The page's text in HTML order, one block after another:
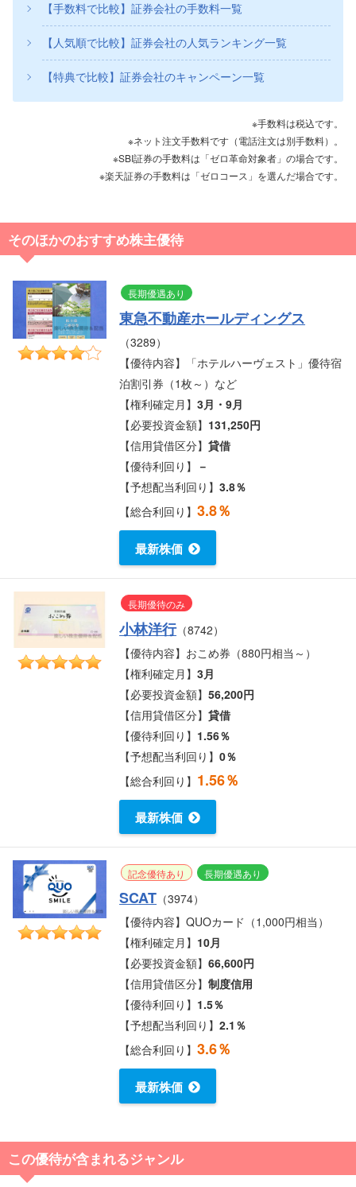
【手数料で比較】証券会社の手数料一覧
【人気順で比較】証券会社の人気ランキング一覧
【特典で比較】証券会社のキャンペーン一覧
※手数料は税込です。
※ネット注文手数料です（電話注文は別手数料）。
※SBI証券の手数料は「ゼロ革命対象者」の場合です。
※楽天証券の手数料は「ゼロコース」を選んだ場合です。
そのほかのおすすめ株主優待
長期優遇あり
東急不動産ホールディングス
（3289）
【優待内容】「ホテルハーヴェスト」優待宿
泊割引券（1枚～）など
【権利確定月】3月・9月
【必要投資金額】 131,250円
【信用貸借区分】貸借
【優待利回り】 －
【予想配当利回り】3.8％
【総合利回り】3.8％
最新株価
長期優待のみ
小林洋行（8742）
【優待内容】おこめ券（880円相当～）
【権利確定月】3月
【必要投資金額】56,200円
【信用貸借区分】貸借
【優待利回り】 1.56％
【予想配当利回り】0％
【総合利回り】 1.56％
最新株価
記念優待あり 長期優遇あり
SCAT （3974）
【優待内容】QUOカード（1,000円相当）
【権利確定月】 10月
【必要投資金額】66,600円
【信用貸借区分】制度信用
【優待利回り】 1.5％
【予想配当利回り】2.1％
【総合利回り】3.6％
最新株価
この優待が含まれるジャンル